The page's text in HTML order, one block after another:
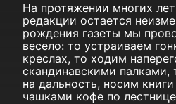
На протяжении многих
редакции остается
рождения газеты мы
весело: то устраиваем
креслах, то ходим
скандинавскими палками,
на дальность, носим
чашками кофе по